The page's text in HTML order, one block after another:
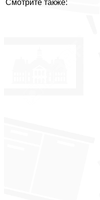
Смотрите также: